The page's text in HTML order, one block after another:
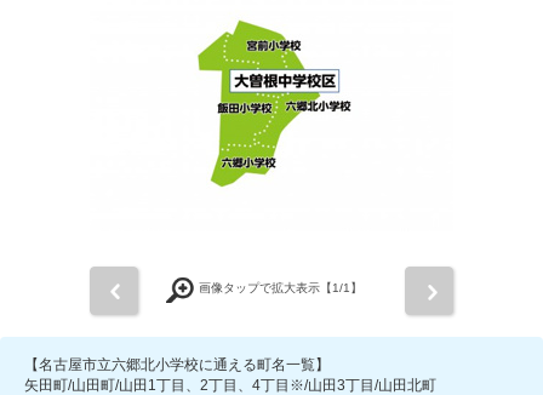
画像タップで拡大表示【1/1】
【名古屋市立六郷北小学校に通える町名一覧】
矢田町/山田町/山田1丁目、2丁目、4丁目※/山田3丁目/山田北町